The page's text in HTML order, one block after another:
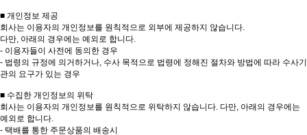
■ 개인정보 제공
회사는 이용자의 개인정보를 원칙적으로 외부에 제공하지 않습니다.
다만, 아래의 경우에는 예외로 합니다.
- 이용자들이 사전에 동의한 경우
- 법령의 규정에 의거하거나, 수사 목적으로 법령에 정해진 절차와 방법에 따라 수사기
관의 요구가 있는 경우
■ 수집한 개인정보의 위탁
회사는 이용자의 개인정보를 원칙적으로 위탁하지 않습니다. 다만, 아래의 경우에는
예외로 합니다.
- 택배를 통한 주문상품의 배송시